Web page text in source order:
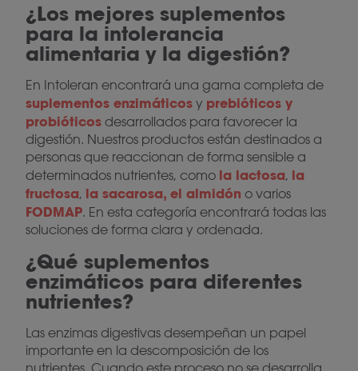
¿Los mejores suplementos
para la intolerancia
alimentaria y la digestión?
En Intoleran encontrará una gama completa de
suplementos enzimáticos y prebióticos y
probióticos desarrollados para favorecer la
digestión. Nuestros productos están destinados a
personas que reaccionan de forma sensible a
determinados nutrientes, como la lactosa, la
fructosa, la sacarosa, el almidón o varios
FODMAP. En esta categoría encontrará todas las
soluciones de forma clara y ordenada.
¿Qué suplementos
enzimáticos para diferentes
nutrientes?
Las enzimas digestivas desempeñan un papel
importante en la descomposición de los
nutrientes. Cuando este proceso no se desarrolla